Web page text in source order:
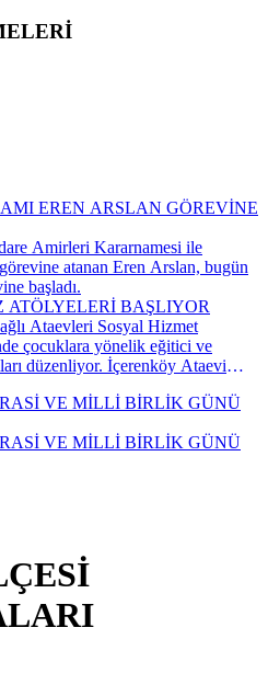
EREN ARSLAN GÖREVİNE
Amirleri Kararnamesi ile
atanan Eren Arslan, bugün
başladı.
ATÖLYELERİ BAŞLIYOR
Ataevleri Sosyal Hizmet
çocuklara yönelik eğitici ve
düzenliyor. İçerenköy Ataevi
yeni beceriler kazanacak hem de
VE MİLLİ BİRLİK GÜNÜ
VE MİLLİ BİRLİK GÜNÜ